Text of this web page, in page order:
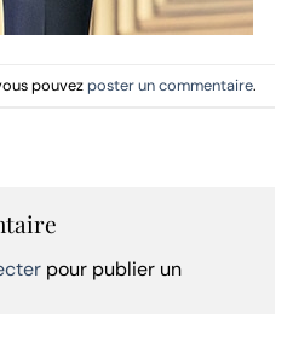
pouvez poster un commentaire.
pour publier un